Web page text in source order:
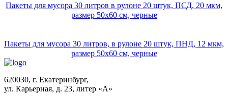
Пакеты для мусора 30 литров в рулоне 20 штук, ПСД, 20 мкм,
размер 50х60 см, черные
Пакеты для мусора 30 литров, в рулоне 20 штук, ПНД, 12 мкм,
размер 50х60 см, черные
620030, г. Екатеринбург,
ул. Карьерная, д. 23, литер «А»